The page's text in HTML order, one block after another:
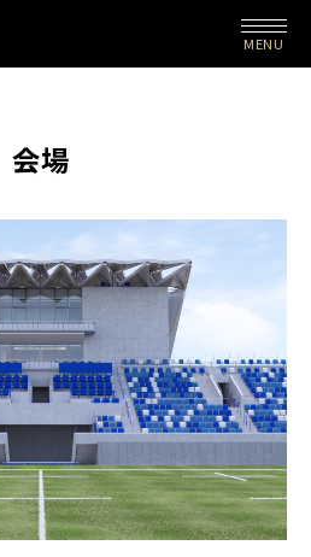
MENU
会場